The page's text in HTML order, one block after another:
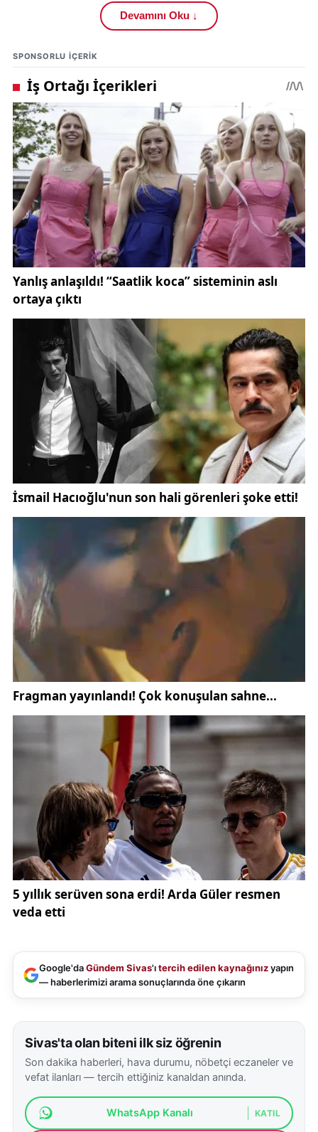
yerinde görmekten mutluluk duyacağınızı umar, bu
anlamlı günde sizleri aramızda görmekten onur
Etkinlik, hem okul içinden hem de dışından gelecek
katılımcılara açık olacak. Sivas halkının da katılımı
bekleniyor. Öğrenciler bu fırsatla sadece bilgilerini
değil, aynı zamanda sosyal becerilerini de geliştirme
şansı bulacak.
4006 TÜBİTAK Bilim Fuarı, öğrencilerin STEM (Bilim,
Teknoloji, Mühendislik ve Matematik) alanlarına
ilgisini artırmayı ve bu alanlarda kariyer
planlamalarına katkı sunmayı hedefliyor. Geçmiş
yıllarda da büyük ilgi gören bu organizasyon,
TÜBİTAK tarafından da destekleniyor. Daha fazla
ulaşabilirsiniz.
Devamını Oku ↓
SPONSORLU IÇERIK
Google'daGündem Sivas'ıtercih edilen kaynağınızyapın
— haberlerimizi arama sonuçlarında öne çıkarın
Sivas'ta olan biteni ilk siz öğrenin
Son dakika haberleri, hava durumu, nöbetçi eczaneler ve
vefat ilanları — tercih ettiğiniz kanaldan anında.
WhatsApp Kanalı KATIL